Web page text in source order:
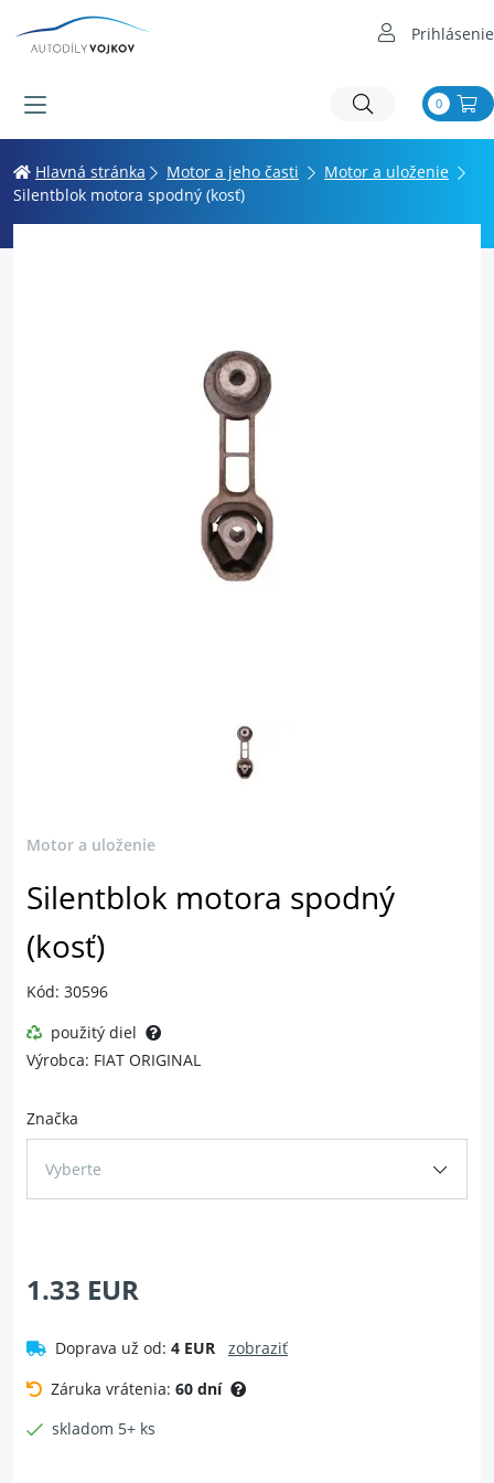
Prihlásenie
0
Hlavná stránka Motor a jeho časti
Motor a uloženie
Silentblok motora spodný (kosť)
Motor a uloženie
Silentblok motora spodný
(kosť)
Kód: 30596
použitý diel
Výrobca: FIAT ORIGINAL
Značka
Vyberte
1.33 EUR
Doprava už od: 4 EUR
zobraziť
Záruka vrátenia: 60 dní
skladom 5+ ks